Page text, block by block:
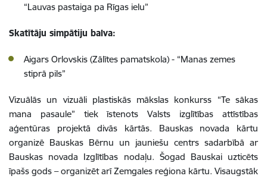
“Lauvas pastaiga pa Rīgas ielu”
Skatītāju simpātiju balva:
Aigars Orlovskis (Zālītes pamatskola) - “Manas zemes
stiprā pils”
Vizuālās un vizuāli plastiskās mākslas konkurss “Te sākas
mana pasaule” tiek īstenots Valsts izglītības attīstības
aģentūras projektā divās kārtās. Bauskas novada kārtu
organizē Bauskas Bērnu un jauniešu centrs sadarbībā ar
Bauskas novada Izglītības nodaļu. Šogad Bauskai uzticēts
īpašs gods – organizēt arī Zemgales reģiona kārtu. Visaugstāk